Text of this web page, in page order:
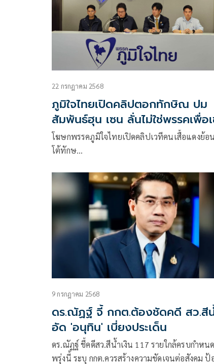
22 กรกฎาคม 2568
ภูมิใจไทยเปิดคลิปตอกทักษิณ ปม
สัมพันธ์ฮุน เซน ลั่นไม่ใช่พรรคเพื่อ
โฆษกพรรคภูมิใจไทยเปิดคลิปเวทีคนเสื้อแดงย้อ
โต้ทักษ…
9 กรกฎาคม 2568
ดร.ณัฏฐ์ จี้ กกต.ต้องชัดคดี สว.สีน้
อัด 'อนุทิน' เบี่ยงประเด็น
ดร.ณัฏฐ์ ชี้คดีสว.สีน้ำเงิน 117 รายใกล้ครบกำหน
พรุ่งนี้ ระบุ กกต.ควรสร้างความชัดเจนต่อสังคม ป้